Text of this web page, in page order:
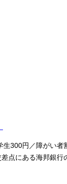
300円／障がい
点にある海邦銀行